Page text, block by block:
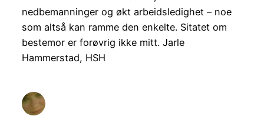
nedbemanninger og økt arbeidsledighet – noe
som altså kan ramme den enkelte. Sitatet om
bestemor er forøvrig ikke mitt. Jarle
Hammerstad, HSH